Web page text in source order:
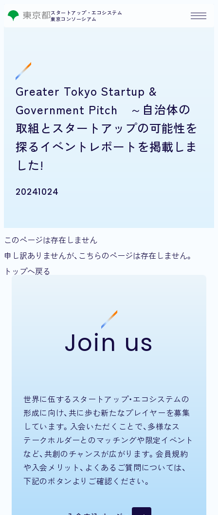
スタートアップ・エコシステム
東京コンソーシアム
Greater Tokyo Startup &
Government Pitch ～自治体の
取組とスタートアップの可能性を
探るイベントレポートを掲載しま
した!
20241024
このページは存在しません
申し訳ありませんが、こちらのページは存在しません。
トップへ戻る
Join us
世界に伍するスタートアップ・エコシステムの
形成に向け、共に歩む新たなプレイヤーを募集
しています。入会いただくことで、多様なス
テークホルダーとのマッチングや限定イベント
など、共創のチャンスが広がります。会員規約
や入会メリット、よくあるご質問については、
下記のボタンよりご確認ください。